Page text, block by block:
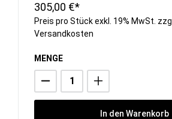
305,00 €*
Preis pro Stück exkl. 19% MwSt. zzgl.
Versandkosten
MENGE
In den Warenkorb